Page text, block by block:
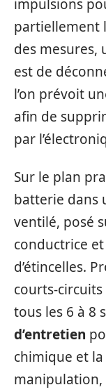
impulsions
partiellement
des mesures,
est de
l’on prévoit
afin de
par
Sur le plan
batterie dans
ventilé, posé
conductrice et
d’étincelles.
courts-circuits
tous les 6 à 8
d’entretien
chimique et
manipulation,